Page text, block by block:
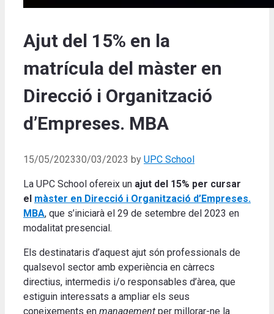
Ajut del 15% en la
matrícula del màster en
Direcció i Organització
d’Empreses. MBA
15/05/202330/03/2023 by UPC School
La UPC School ofereix un ajut del 15% per cursar
el màster en Direcció i Organització d’Empreses.
MBA, que s’iniciarà el 29 de setembre del 2023 en
modalitat presencial.
Els destinataris d’aquest ajut són professionals de
qualsevol sector amb experiència en càrrecs
directius, intermedis i/o responsables d’àrea, que
estiguin interessats a ampliar els seus
coneixements en management per millorar-ne la